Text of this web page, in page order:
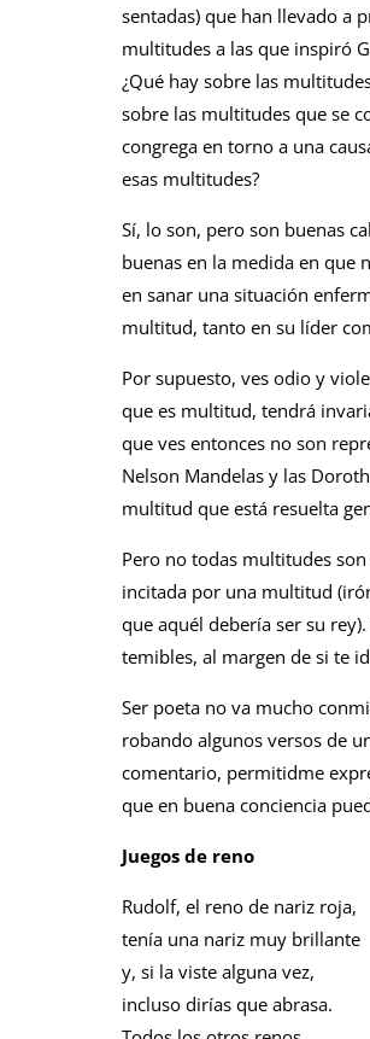
sentadas) que han llevado a
multitudes a las que inspiró
¿Qué hay sobre las
sobre las multitudes que se
congrega en torno a una
esas multitudes?
Sí, lo son, pero son buenas
buenas en la medida en que
en sanar una situación
multitud, tanto en su líder
Por supuesto, ves odio y
que es multitud, tendrá
que ves entonces no son
Nelson Mandelas y las
multitud que está resuelta
Pero no todas multitudes
incitada por una multitud
que aquél debería ser su
temibles, al margen de si te
Ser poeta no va mucho
robando algunos versos de
comentario, permitidme
que en buena conciencia
Juegos de reno
Rudolf, el reno de nariz roja,
tenía una nariz muy brillante
y, si la viste alguna vez,
incluso dirías que abrasa.